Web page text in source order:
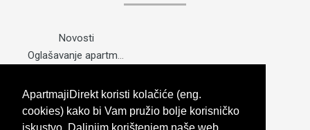
ApartmajiDirekt koristi kolačiće (eng.
cookies) kako bi Vam pružio bolje korisničko
Novosti
Nekretina
Karta web stranice
Kontaktirajte nas